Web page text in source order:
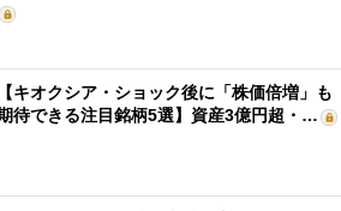
【キオクシア・ショック後に「株価倍増」も
待できる注目銘柄5選】資産3億円超・…